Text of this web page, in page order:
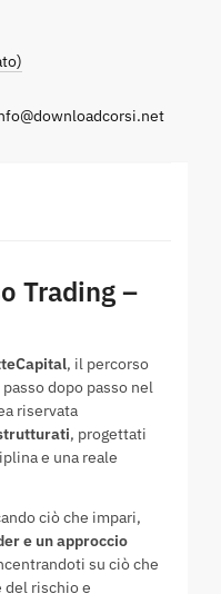
Trading –
, il percorso
dopo passo nel
riservata
, progettati
e una reale
ciò che impari,
e un approccio
su ciò che
del rischio e